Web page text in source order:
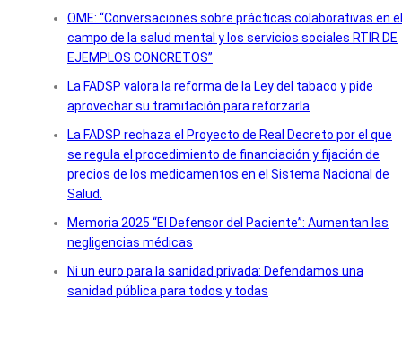
OME: “Conversaciones sobre prácticas colaborativas en el
campo de la salud mental y los servicios sociales RTIR DE
EJEMPLOS CONCRETOS”
La FADSP valora la reforma de la Ley del tabaco y pide
aprovechar su tramitación para reforzarla
La FADSP rechaza el Proyecto de Real Decreto por el que
se regula el procedimiento de financiación y fijación de
precios de los medicamentos en el Sistema Nacional de
Salud.
Memoria 2025 “El Defensor del Paciente”: Aumentan las
negligencias médicas
Ni un euro para la sanidad privada: Defendamos una
sanidad pública para todos y todas